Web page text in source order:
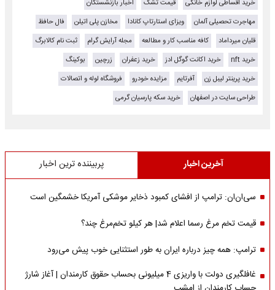
خرید اقساطی لوازم خانگی قیمت تشک
اخبار بازنشستگان
مهاجرت تحصیلی آلمان
ویزای استارتاپ کانادا مخازن پلی اتیلن
فال حافظ
قلیان میرداماد
کافه مناسب کار و مطالعه مجله آرایش گرام
ثبت نام کالابرگ
خرید nft
خرید اکانت گوگل ادز خرید زعفران زرچین
بوکینگ
خرید پرینتر لیبل زن
آفرتایم مزایده خودرو
فروشگاه لوله و اتصالات
طراحی سایت در اصفهان
خرید سکه پارسیان گرمی
آخرین اخبار پربیننده ترین اخبار
سی‌ان‌ان: ترامپ از افشای کمبود ذخایر موشکی آمریکا خشمگین است
قیمت تخم مرغ رسما اعلام شد| هر کیلو تخم‌مرغ چند؟
ترامپ: همه چیز درباره ایران به طور استثنایی خوب پیش می‌رود
غافلگیری دولت با واریزی 4 میلیونی بحساب حقوق کارمندان | آغاز شارژ